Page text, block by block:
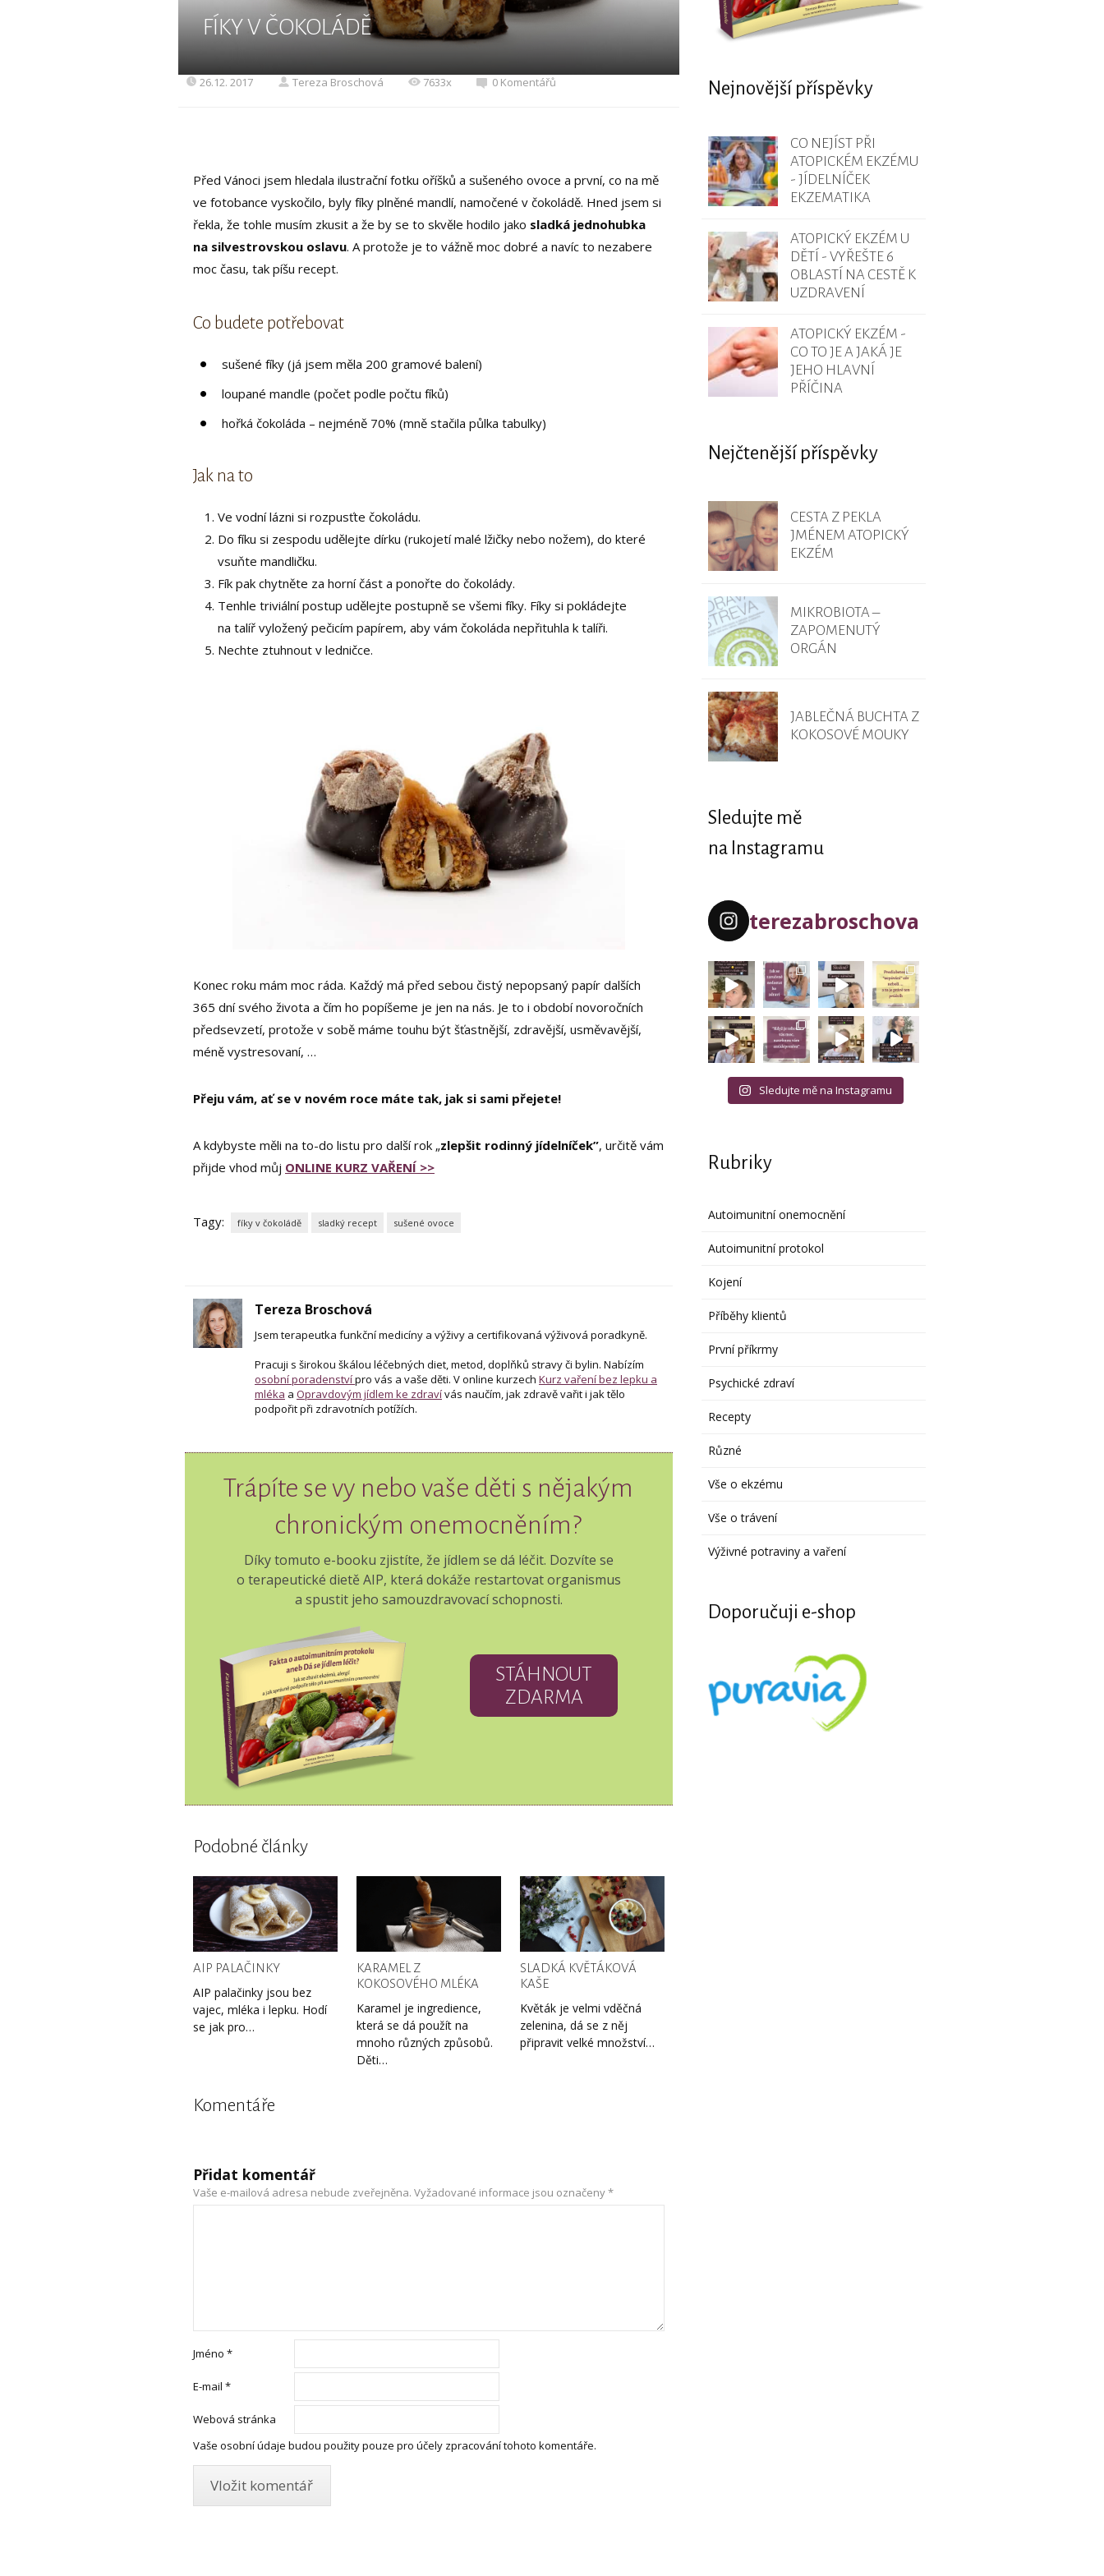
FÍKY V ČOKOLÁDĚ
26.12. 2017 Tereza Broschová 7633x 0 Komentářů
Před Vánoci jsem hledala ilustrační fotku oříšků a sušeného ovoce a první, co na mě
ve fotobance vyskočilo, byly fíky plněné mandlí, namočené v čokoládě. Hned jsem si
řekla, že tohle musím zkusit a že by se to skvěle hodilo jako sladká jednohubka
na silvestrovskou oslavu. A protože je to vážně moc dobré a navíc to nezabere
moc času, tak píšu recept.
Co budete potřebovat
sušené fíky (já jsem měla 200 gramové balení)
loupané mandle (počet podle počtu fíků)
hořká čokoláda – nejméně 70% (mně stačila půlka tabulky)
Jak na to
Ve vodní lázni si rozpusťte čokoládu.
Do fíku si zespodu udělejte dírku (rukojetí malé lžičky nebo nožem), do které
vsuňte mandličku.
Fík pak chytněte za horní část a ponořte do čokolády.
Tenhle triviální postup udělejte postupně se všemi fíky. Fíky si pokládejte
na talíř vyložený pečicím papírem, aby vám čokoláda nepřituhla k talíři.
Nechte ztuhnout v ledničce.
Konec roku mám moc ráda. Každý má před sebou čistý nepopsaný papír dalších
365 dní svého života a čím ho popíšeme je jen na nás. Je to i období novoročních
předsevzetí, protože v sobě máme touhu být šťastnější, zdravější, usměvavější,
méně vystresovaní, …
Přeju vám, ať se v novém roce máte tak, jak si sami přejete!
A kdybyste měli na to-do listu pro další rok „zlepšit rodinný jídelníček”, určitě vám
přijde vhod můj ONLINE KURZ VAŘENÍ >>
Tagy: fíky v čokoládě sladký recept sušené ovoce
Tereza Broschová
Jsem terapeutka funkční medicíny a výživy a certifikovaná výživová poradkyně.
Pracuji s širokou škálou léčebných diet, metod, doplňků stravy či bylin. Nabízím
osobní poradenstvípro vás a vaše děti. V online kurzech Kurz vaření bez lepku a
mléka a Opravdovým jídlem ke zdravívás naučím, jak zdravě vařit i jak tělo
podpořit při zdravotních potížích.
Trápíte se vy nebo vaše děti s nějakým
chronickým onemocněním?
Díky tomuto e-booku zjistíte, že jídlem se dá léčit. Dozvíte se
o terapeutické dietě AIP, která dokáže restartovat organismus
a spustit jeho samouzdravovací schopnosti.
STÁHNOUT
ZDARMA
Podobné články
AIP PALAČINKY
AIP palačinky jsou bez
vajec, mléka i lepku. Hodí
se jak pro…
KARAMEL Z
KOKOSOVÉHO MLÉKA
Karamel je ingredience,
která se dá použít na
mnoho různých způsobů.
Děti…
SLADKÁ KVĚTÁKOVÁ
KAŠE
Květák je velmi vděčná
zelenina, dá se z něj
připravit velké množství…
Komentáře
Přidat komentář
Vaše e-mailová adresa nebude zveřejněna. Vyžadované informace jsou označeny*
Jméno *
E-mail *
Webová stránka
Vaše osobní údaje budou použity pouze pro účely zpracování tohoto komentáře.
Nejnovější příspěvky
CO NEJÍST PŘI
ATOPICKÉM EKZÉMU
- JÍDELNÍČEK
EKZEMATIKA
ATOPICKÝ EKZÉM U
DĚTÍ - VYŘEŠTE 6
OBLASTÍ NA CESTĚ K
UZDRAVENÍ
ATOPICKÝ EKZÉM -
CO TO JE A JAKÁ JE
JEHO HLAVNÍ
PŘÍČINA
Nejčtenější příspěvky
CESTA Z PEKLA
JMÉNEM ATOPICKÝ
EKZÉM
MIKROBIOTA –
ZAPOMENUTÝ
ORGÁN
JABLEČNÁ BUCHTA Z
KOKOSOVÉ MOUKY
Sledujte mě
na Instagramu
terezabroschova
Sledujte mě na Instagramu
Rubriky
Autoimunitní onemocnění
Autoimunitní protokol
Kojení
Příběhy klientů
První příkrmy
Psychické zdraví
Recepty
Různé
Vše o ekzému
Vše o trávení
Výživné potraviny a vaření
Doporučuji e-shop